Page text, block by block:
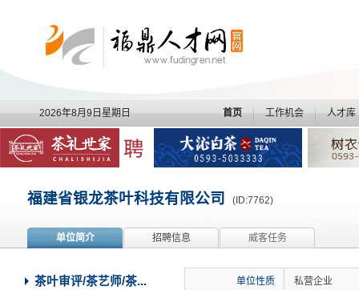
2026年8月9日星期日 首页 工作机会 人才库
福建省银龙茶叶科技有限公司 (ID:7762)
单位简介 招聘信息 威客任务
茶叶审评/茶艺师/茶... 单位性质 私营企业